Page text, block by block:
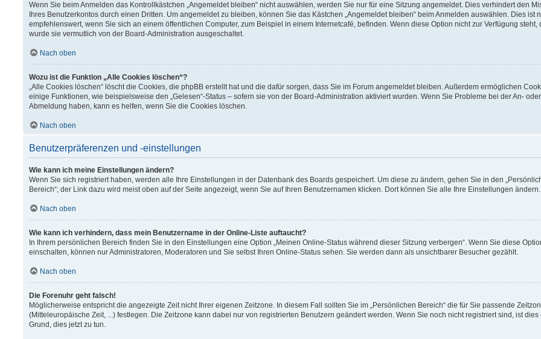
Wenn Sie beim Anmelden das Kontrollkästchen „Angemeldet bleiben“ nicht auswählen, werden Sie nur für eine Sitzung angemeldet. Dies verhindert den
Ihres Benutzerkontos durch einen Dritten. Um angemeldet zu bleiben, können Sie das Kästchen „Angemeldet bleiben“ beim Anmelden auswählen. Dies ist
empfehlenswert, wenn Sie sich an einem öffentlichen Computer, zum Beispiel in einem Internetcafé, befinden. Wenn diese Option nicht zur Verfügung steht,
wurde sie vermutlich von der Board-Administration ausgeschaltet.
Nach oben
Wozu ist die Funktion „Alle Cookies löschen“?
„Alle Cookies löschen“ löscht die Cookies, die phpBB erstellt hat und die dafür sorgen, dass Sie im Forum angemeldet bleiben. Außerdem ermöglichen
einige Funktionen, wie beispielsweise den „Gelesen“-Status – sofern sie von der Board-Administration aktiviert wurden. Wenn Sie Probleme bei der An- oder
Abmeldung haben, kann es helfen, wenn Sie die Cookies löschen.
Nach oben
Benutzerpräferenzen und -einstellungen
Wie kann ich meine Einstellungen ändern?
Wenn Sie sich registriert haben, werden alle Ihre Einstellungen in der Datenbank des Boards gespeichert. Um diese zu ändern, gehen Sie in den
Bereich“; der Link dazu wird meist oben auf der Seite angezeigt, wenn Sie auf Ihren Benutzernamen klicken. Dort können Sie alle Ihre Einstellungen ändern.
Nach oben
Wie kann ich verhindern, dass mein Benutzername in der Online-Liste auftaucht?
In Ihrem persönlichen Bereich finden Sie in den Einstellungen eine Option „Meinen Online-Status während dieser Sitzung verbergen“. Wenn Sie diese
einschalten, können nur Administratoren, Moderatoren und Sie selbst Ihren Online-Status sehen. Sie werden dann als unsichtbarer Besucher gezählt.
Nach oben
Die Forenuhr geht falsch!
Möglicherweise entspricht die angezeigte Zeit nicht Ihrer eigenen Zeitzone. In diesem Fall sollten Sie im „Persönlichen Bereich“ die für Sie passende
(Mitteleuropäische Zeit, ...) festlegen. Die Zeitzone kann dabei nur von registrierten Benutzern geändert werden. Wenn Sie noch nicht registriert sind, ist dies
Grund, dies jetzt zu tun.